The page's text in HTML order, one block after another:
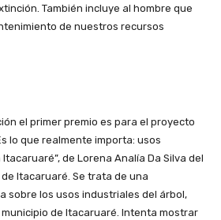
También incluye al hombre que
de nuestros recursos
el primer premio es para el proyecto
lo que realmente importa: usos
de Lorena Analía Da Silva del
Itacaruaré. Se trata de una
sobre los usos industriales del árbol,
de Itacaruaré. Intenta mostrar